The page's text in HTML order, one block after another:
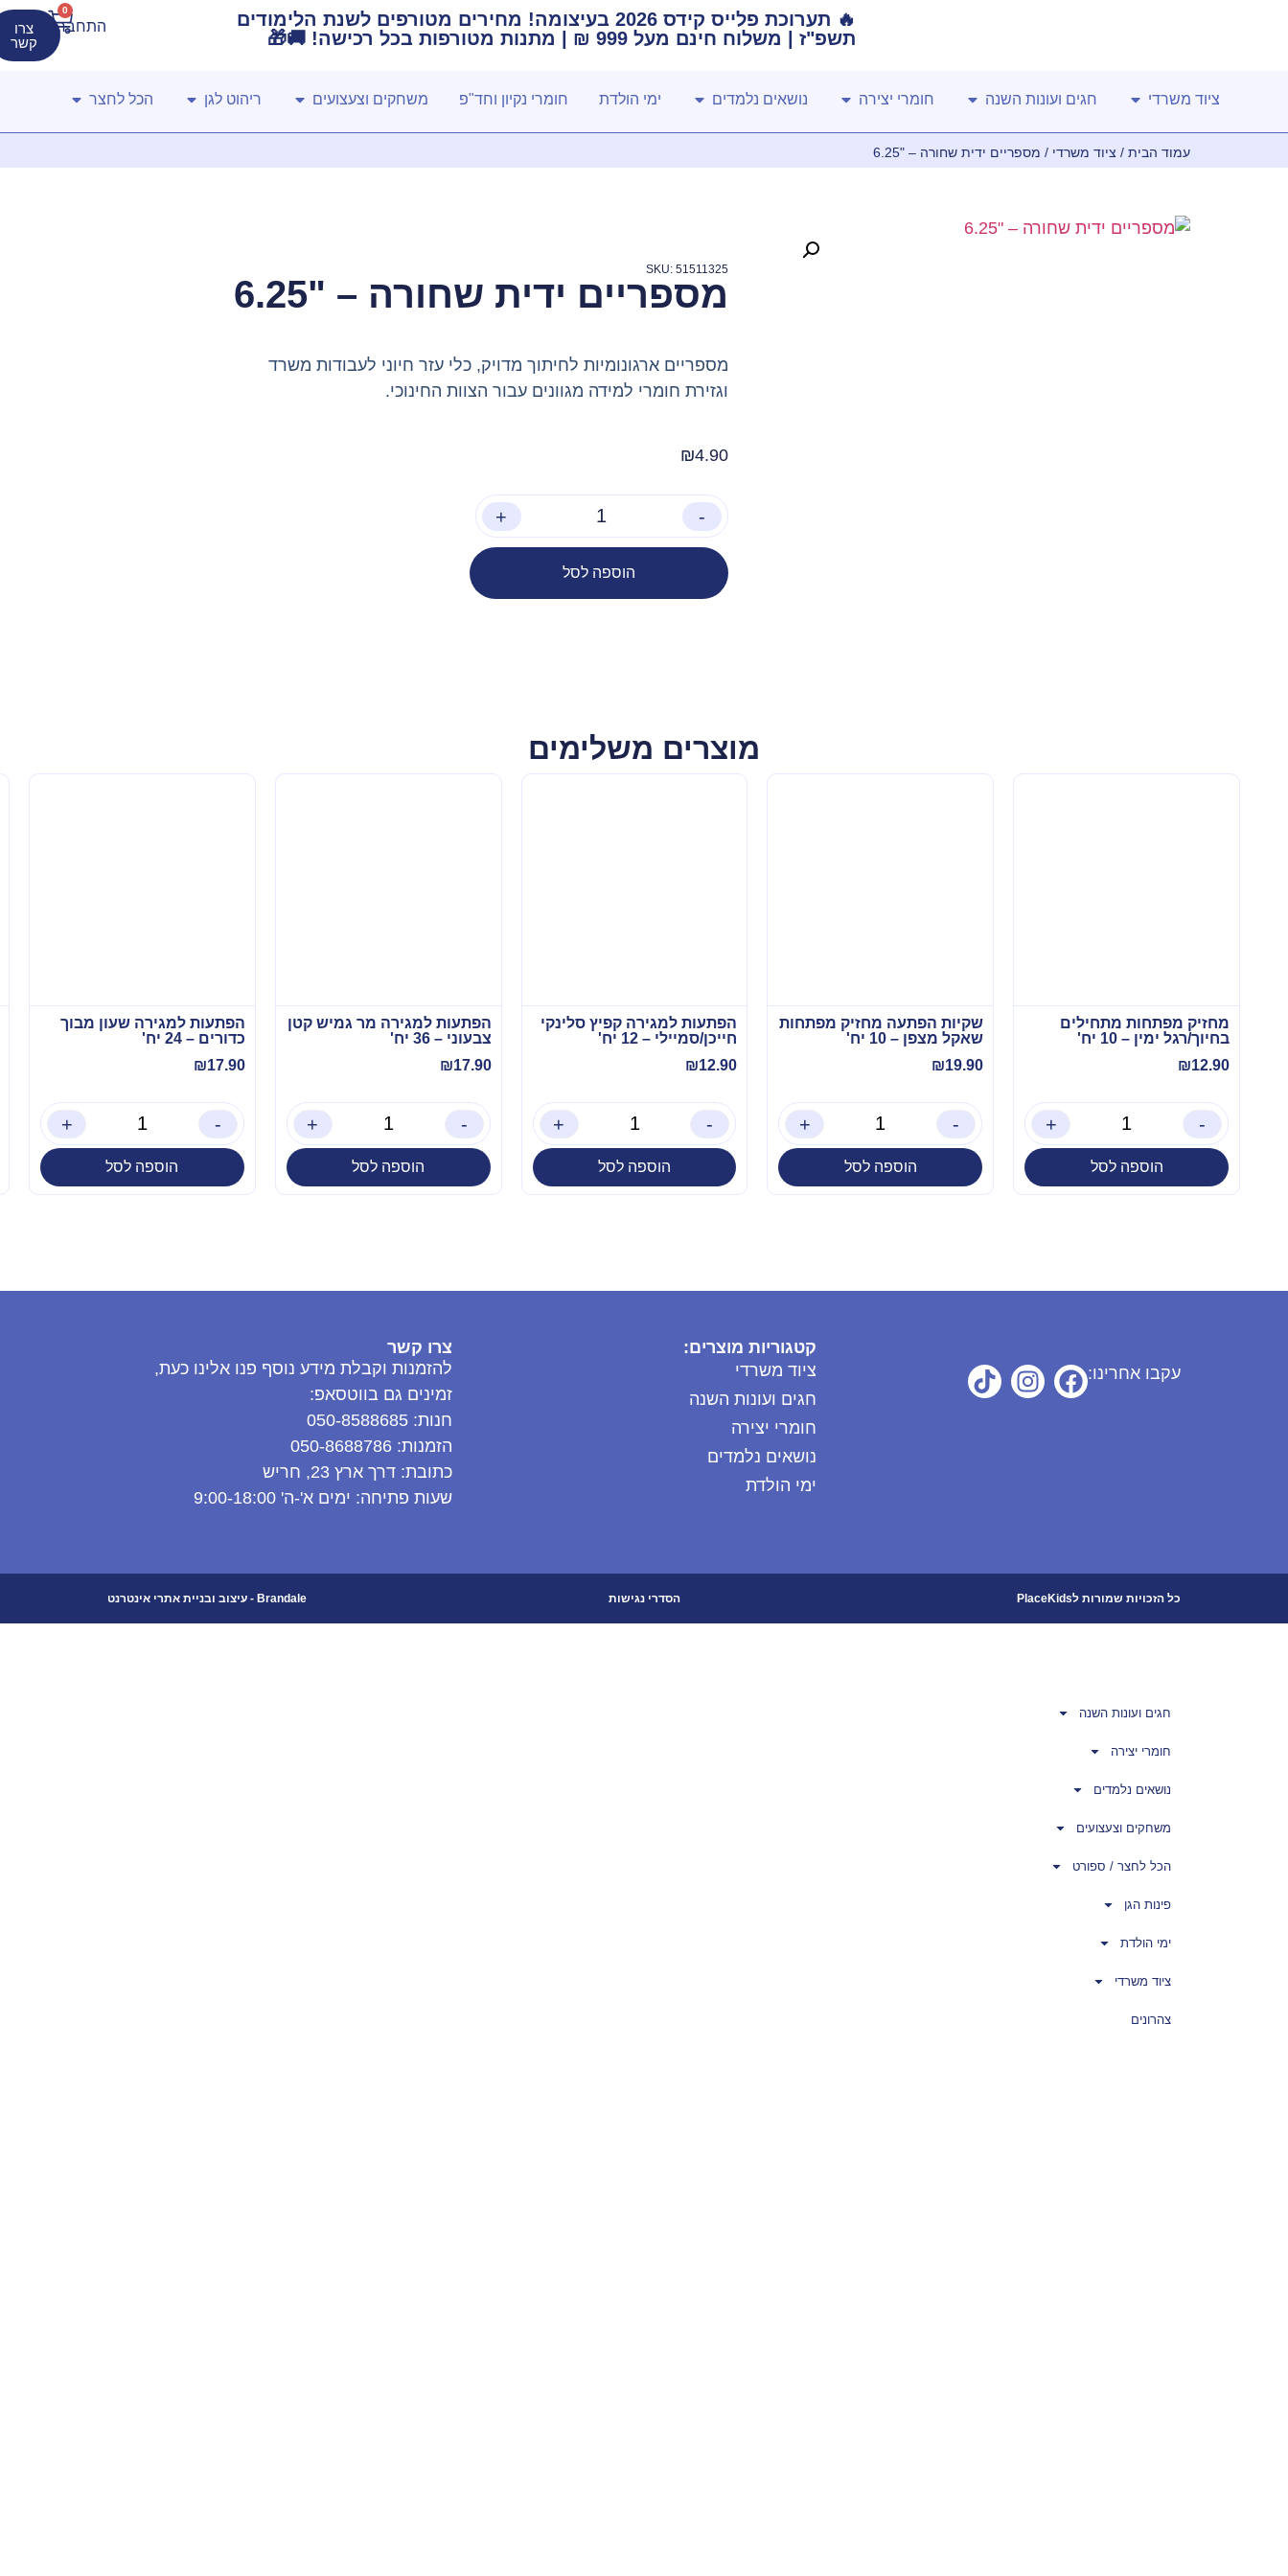
🔥 תערוכת פלייס קידס 2026 בעיצומה! מחירים מטורפים לשנת הלימודים
תשפ"ז | משלוח חינם מעל 999 ₪ | מתנות מטורפות בכל רכישה! 🚚🎁
התחברות
0
צרו
קשר
ציוד משרדי חגים ועונות השנה חומרי יצירה נושאים נלמדים ימי הולדת חומרי נקיון וחד"פ משחקים וצעצועים ריהוט לגן הכל לחצר
עמוד הבית / ציוד משרדי / מספריים ידית שחורה – "6.25
SKU: 51511325
מספריים ידית שחורה – "6.25
מספריים ארגונומיות לחיתוך מדויק, כלי עזר חיוני לעבודות משרד
וגזירת חומרי למידה מגוונים עבור הצוות החינוכי.
₪4.90
-
+
הוספה לסל
מוצרים משלימים
מחזיק מפתחות מתחילים
בחיוך/רגל ימין – 10 יח'
₪12.90
-
+
הוספה לסל
שקיות הפתעה מחזיק מפתחות
שאקל מצפן – 10 יח'
₪19.90
-
+
הוספה לסל
הפתעות למגירה קפיץ סלינקי
חייכן/סמיילי – 12 יח'
₪12.90
-
+
הוספה לסל
הפתעות למגירה מר גמיש קטן
צבעוני – 36 יח'
₪17.90
-
+
הוספה לסל
הפתעות למגירה שעון מבוך
כדורים – 24 יח'
₪17.90
-
+
הוספה לסל
עקבו אחרינו:
קטגוריות מוצרים:
ציוד משרדי
חגים ועונות השנה
חומרי יצירה
נושאים נלמדים
ימי הולדת
צרו קשר
להזמנות וקבלת מידע נוסף פנו אלינו כעת,
זמינים גם בווטסאפ:
חנות: 050-8588685
הזמנות: 050-8688786
כתובת: דרך ארץ 23, חריש
שעות פתיחה: ימים א'-ה' 9:00-18:00
כל הזכויות שמורות לPlaceKids הסדרי נגישות Brandale - עיצוב ובניית אתרי אינטרנט
חגים ועונות השנה
חומרי יצירה
נושאים נלמדים
משחקים וצעצועים
הכל לחצר / ספורט
פינות הגן
ימי הולדת
ציוד משרדי
צהרונים